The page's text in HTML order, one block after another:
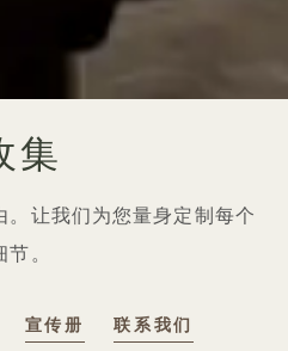
集
。让我们为您量身定制每个
节。
宣传册 联系我们